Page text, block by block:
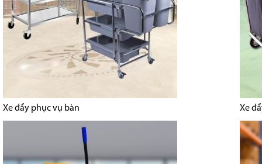
Xe đẩy phục vụ bàn Xe